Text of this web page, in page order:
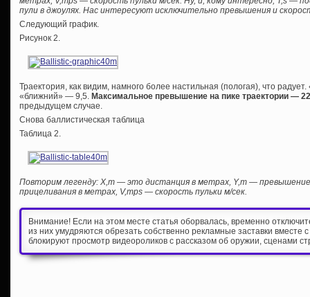
пули в джоулях. Нас интересуют исключительно превышения и
Следующий график.
Рисунок 2.
Траектория, как видим, намного более настильная (пологая), что
«ближний» — 9,5. Максимальное превышение на пике траектории —
предыдущем случае.
Снова баллистическая таблица
Таблица 2.
Повторим легенду: Х,m — это дистанция в метрах, Y,m —
прицеливания в метрах, V,mps — скорость пульки м/сек.
Внимание! Если на этом месте статья оборвалась, временно
из них умудряются обрезать собственно рекламные заставки вместе
блокируют просмотр видеороликов с рассказом об оружии, сценами